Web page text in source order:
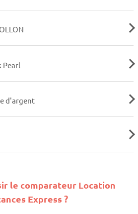
Pearl
d'argent
le comparateur Location
Express ?